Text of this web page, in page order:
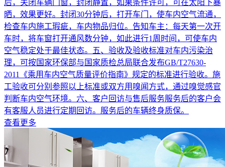
后，关闭车辆门窗，封闭静置，如果条件许可，可在太阳下暴
晒，效果更好。封闭30分钟后，打开车门，使车内空气流通，
检查车内施工瑕疵，车内物品归位。告知车主：每天第一次开
车时，将车窗打开通风数分钟，如此进行1周时间，可使车内
空气稳定处于最佳状态。五、验收及验收标准对车内污染治
理，可按国家环保部与国家质检总局联合发布GB/T27630-
2011《乘用车内空气质量评价指南》规定的标准进行验收。施
工验收可分别参照以上标准或双方用嗅闻方式，通过嗅觉感官
判断车内空气环境。六、客户回访与售后服务服务后的客户会
有客服人员进行定期回访。服务后的车辆终身质保。
查看更多